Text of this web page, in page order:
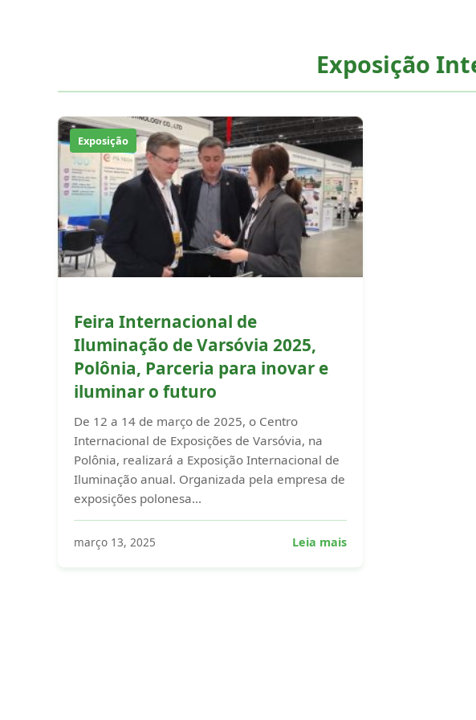
Exposição
Exposição
Feira Internacional de
Iluminação de Varsóvia 2025,
Polônia, Parceria para inovar e
iluminar o futuro
De 12 a 14 de março de 2025, o Centro
Internacional de Exposições de Varsóvia, na
Polônia, realizará a Exposição Internacional de
Iluminação anual. Organizada pela empresa de
exposições polonesa...
março 13, 2025 Leia mais